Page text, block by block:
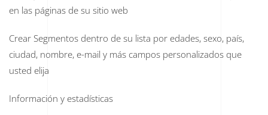
en las páginas de su sitio web
Crear Segmentos dentro de su lista por edades, sexo, país,
ciudad, nombre, e-mail y más campos personalizados que
usted elija
Información y estadísticas